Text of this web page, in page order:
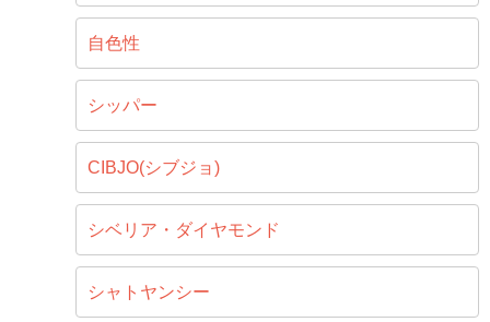
自色性
シッパー
CIBJO(シブジョ)
シベリア・ダイヤモンド
シャトヤンシー